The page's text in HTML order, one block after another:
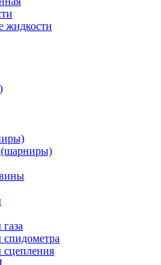
жидкости
спидометра
сцепления